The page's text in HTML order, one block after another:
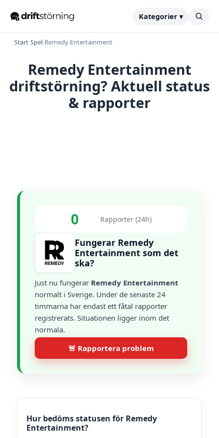
Kategorier ▾
Start›Spel›Remedy Entertainment
Remedy Entertainment
driftstörning? Aktuell status
& rapporter
0 Rapporter (24h)
Fungerar Remedy
Entertainment som det
ska?
Just nu fungerar Remedy Entertainment
normalt i Sverige. Under de senaste 24
timmarna har endast ett fåtal rapporter
registrerats. Situationen ligger inom det
normala.
🚨 Rapportera problem
Hur bedöms statusen för Remedy
Entertainment?